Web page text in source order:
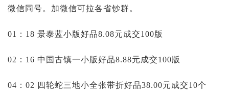
微信同号。加微信可拉各省钞群。
01：18 景泰蓝小版好品8.08元成交100版
02：16 中国古镇一小版好品8.88元成交100版
04：02 四轮蛇三地小全张带折好品38.00元成交10个